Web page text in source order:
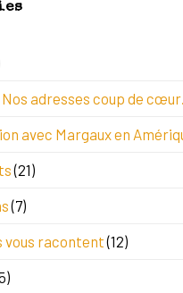
adresses coup de cœur…
avec Margaux en
(21)
(7)
vous racontent(12)